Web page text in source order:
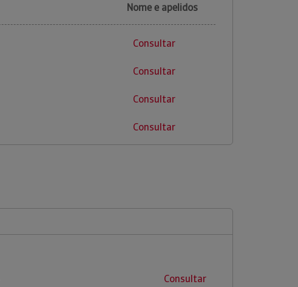
Nome e apelidos
Consultar
Consultar
Consultar
Consultar
Consultar